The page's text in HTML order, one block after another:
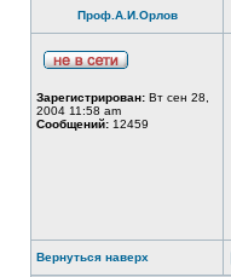
Проф.А.И.Орлов
Зарегистрирован: Вт сен 28,
2004 11:58 am
Сообщений: 12459
Вернуться наверх